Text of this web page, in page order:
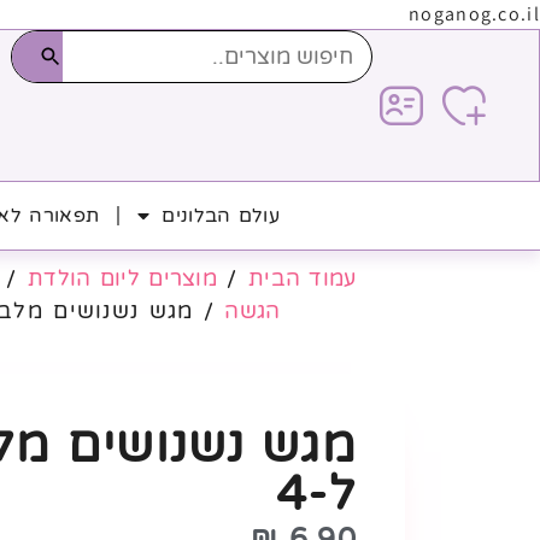
noganog.co.il
עולם הבלונים תפאורה
עמוד הבית / מוצרים ליום הולדת
הגשה / מגש נשנושים
מגש נשנושים
ל-4